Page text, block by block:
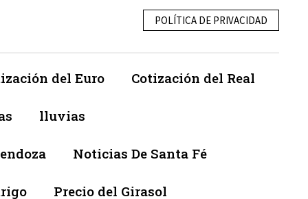
POLÍTICA DE PRIVACIDAD
del Euro Cotización del Real
lluvias
Noticias De Santa Fé
Precio del Girasol